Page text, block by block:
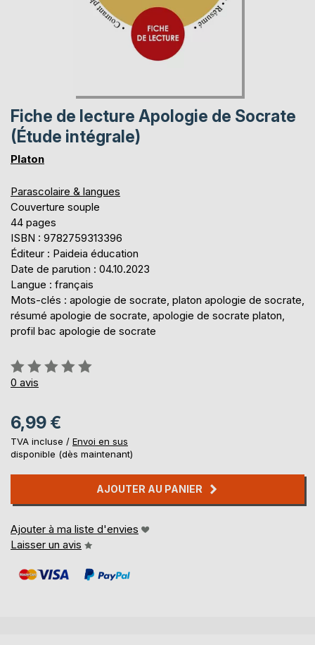
Fiche de lecture Apologie de Socrate
(Étude intégrale)
Platon
Parascolaire & langues
Couverture souple
44 pages
ISBN : 9782759313396
Éditeur : Paideia éducation
Date de parution : 04.10.2023
Langue : français
Mots-clés : apologie de socrate, platon apologie de socrate,
résumé apologie de socrate, apologie de socrate platon,
profil bac apologie de socrate
Évaluation:
0%
0 avis
6,99 €
TVA incluse / Envoi en sus
disponible (dès maintenant)
AJOUTER AU PANIER
Ajouter à ma liste d'envies
Laisser un avis